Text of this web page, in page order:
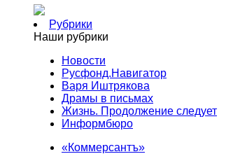
Рубрики
Наши рубрики
Новости
Русфонд.Навигатор
Варя Иштрякова
Драмы в письмах
Жизнь. Продолжение следует
Информбюро
«Коммерсантъ»